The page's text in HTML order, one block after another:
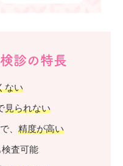
診の特長
ない
見られない
、 精度が高い
検査可能